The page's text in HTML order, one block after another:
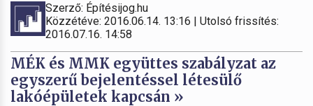
Szerző: Építésijog.hu
Közzétéve: 2016.06.14. 13:16 | Utolsó frissítés:
2016.07.16. 14:58
MÉK és MMK együttes szabályzat az
egyszerű bejelentéssel létesülő
lakóépületek kapcsán »